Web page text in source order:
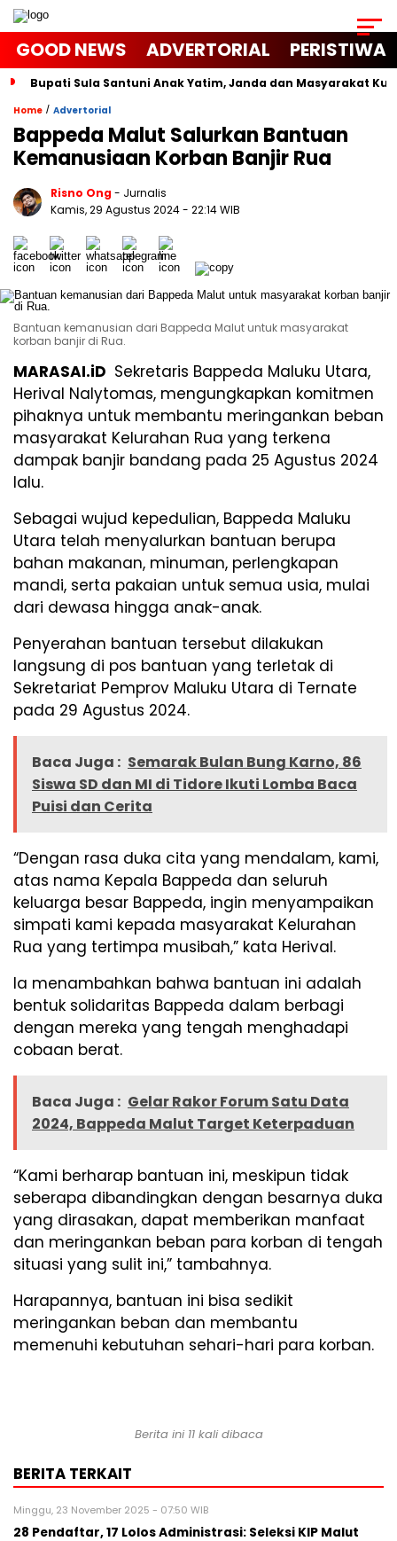
GOOD NEWS ADVERTORIAL PERISTIWA
Bupati Sula Santuni Anak Yatim, Janda dan Masyarakat
Home / Advertorial
Bappeda Malut Salurkan Bantuan
Kemanusiaan Korban Banjir Rua
Risno Ong- Jurnalis
Kamis, 29 Agustus 2024- 22:14 WIB
Bantuan kemanusian dari Bappeda Malut untuk masyarakat
korban banjir di Rua.
MARASAI.iD Sekretaris Bappeda Maluku Utara,
Herival Nalytomas, mengungkapkan komitmen
pihaknya untuk membantu meringankan beban
masyarakat Kelurahan Rua yang terkena
dampak banjir bandang pada 25 Agustus 2024
lalu.
Sebagai wujud kepedulian, Bappeda Maluku
Utara telah menyalurkan bantuan berupa
bahan makanan, minuman, perlengkapan
mandi, serta pakaian untuk semua usia, mulai
dari dewasa hingga anak-anak.
Penyerahan bantuan tersebut dilakukan
langsung di pos bantuan yang terletak di
Sekretariat Pemprov Maluku Utara di Ternate
pada 29 Agustus 2024.
Baca Juga : Semarak Bulan Bung Karno, 86
Siswa SD dan MI di Tidore Ikuti Lomba Baca
Puisi dan Cerita
“Dengan rasa duka cita yang mendalam, kami,
atas nama Kepala Bappeda dan seluruh
keluarga besar Bappeda, ingin menyampaikan
simpati kami kepada masyarakat Kelurahan
Rua yang tertimpa musibah,” kata Herival.
Ia menambahkan bahwa bantuan ini adalah
bentuk solidaritas Bappeda dalam berbagi
dengan mereka yang tengah menghadapi
cobaan berat.
Baca Juga : Gelar Rakor Forum Satu Data
2024, Bappeda Malut Target Keterpaduan
“Kami berharap bantuan ini, meskipun tidak
seberapa dibandingkan dengan besarnya duka
yang dirasakan, dapat memberikan manfaat
dan meringankan beban para korban di tengah
situasi yang sulit ini,” tambahnya.
Harapannya, bantuan ini bisa sedikit
meringankan beban dan membantu
memenuhi kebutuhan sehari-hari para korban.
Berita ini 11 kali dibaca
BERITA TERKAIT
Minggu, 23 November 2025 - 07:50 WIB
28 Pendaftar, 17 Lolos Administrasi: Seleksi KIP Malut